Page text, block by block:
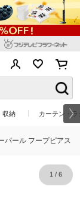
収納 カーテン・
パール フープピアス
1/ 6